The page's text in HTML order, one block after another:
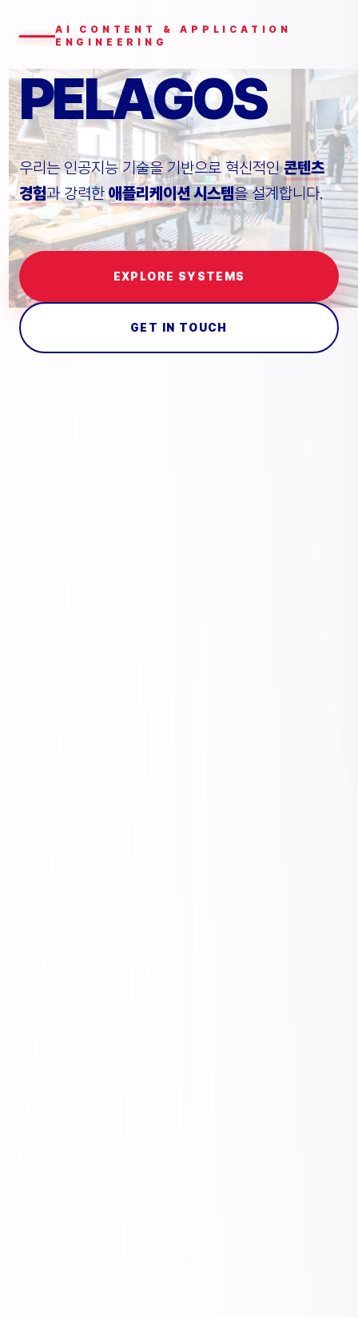
AI CONTENT & APPLICATION
ENGINEERING
PELAGOS
우리는 인공지능 기술을 기반으로 혁신적인콘텐츠
경험과 강력한애플리케이션 시스템을 설계합니다.
EXPLORE SYSTEMS
GET IN TOUCH